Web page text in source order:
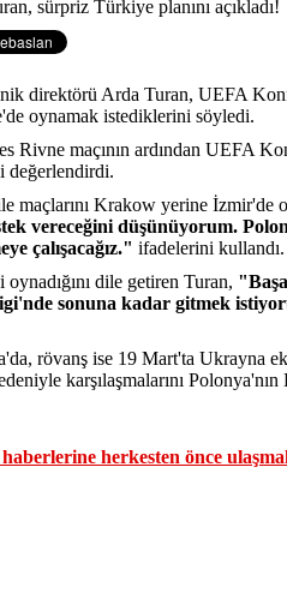
direktörü Arda Turan, UEFA
oynamak istediklerini söyledi.
Rivne maçının ardından UEFA
değerlendirdi.
maçlarını Krakow yerine İzmir'de
vereceğini düşünüyorum.
çalışacağız." ifadelerini kullandı.
dile getiren Turan,
sonuna kadar gitmek
rövanş ise 19 Mart'ta Ukrayna
karşılaşmalarını
herkesten önce